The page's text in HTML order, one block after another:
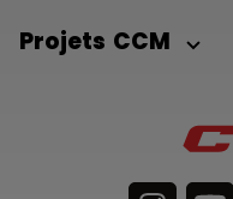
Projets CCM